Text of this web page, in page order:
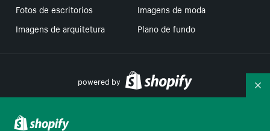
Fotos de escritorios
Imagens de moda
Imagens de arquitetura
Plano de fundo
powered by